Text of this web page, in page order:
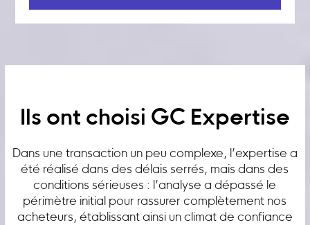
Ils ont choisi GC Expertise
Dans une transaction un peu complexe, l’expertise a
été réalisé dans des délais serrés, mais dans des
conditions sérieuses : l’analyse a dépassé le
périmètre initial pour rassurer complètement nos
acheteurs, établissant ainsi un climat de confiance